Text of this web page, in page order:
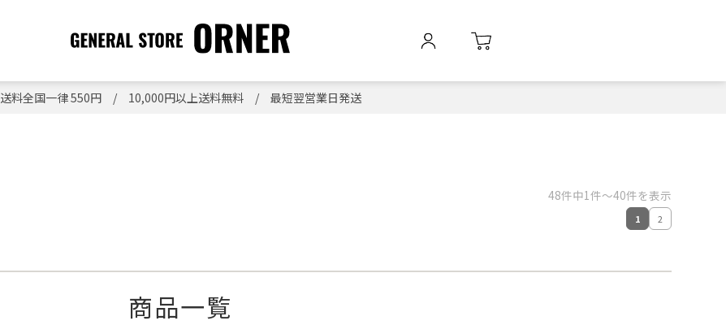
送料全国一律 550円 / 10,000円以上送料無料 / 最短翌営業日発送
48件中1件～40件を表示
1 2
商品一覧